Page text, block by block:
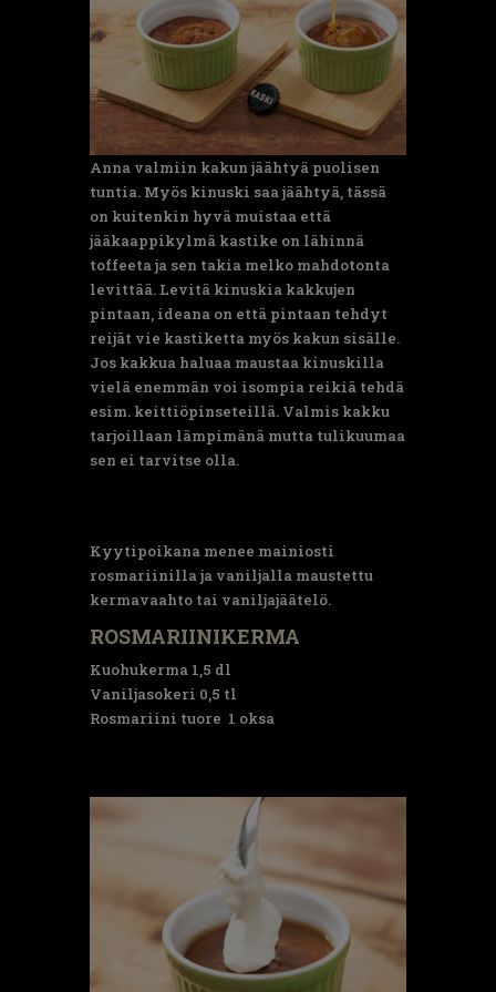
Anna valmiin kakun jäähtyä puolisen
tuntia. Myös kinuski saa jäähtyä, tässä
on kuitenkin hyvä muistaa että
jääkaappikylmä kastike on lähinnä
toffeeta ja sen takia melko mahdotonta
levittää. Levitä kinuskia kakkujen
pintaan, ideana on että pintaan tehdyt
reijät vie kastiketta myös kakun sisälle.
Jos kakkua haluaa maustaa kinuskilla
vielä enemmän voi isompia reikiä tehdä
esim. keittiöpinseteillä. Valmis kakku
tarjoillaan lämpimänä mutta tulikuumaa
sen ei tarvitse olla.
Kyytipoikana menee mainiosti
rosmariinilla ja vaniljalla maustettu
kermavaahto tai vaniljajäätelö.
ROSMARIINIKERMA
Kuohukerma 1,5 dl
Vaniljasokeri 0,5 tl
Rosmariini tuore 1 oksa